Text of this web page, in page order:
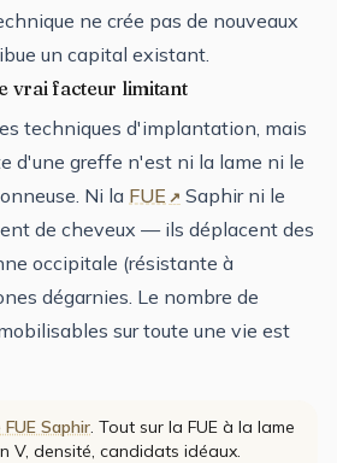
ne crée pas de nouveaux
un capital existant.
vrai facteur limitant
techniques d'implantation, mais
d'une greffe n'est ni la lame ni le
. Ni la FUE
Saphir ni le
de cheveux — ils déplacent des
occipitale (résistante à
dégarnies. Le nombre de
sur toute une vie est
Saphir . Tout sur la FUE à la lame
V, densité, candidats idéaux.